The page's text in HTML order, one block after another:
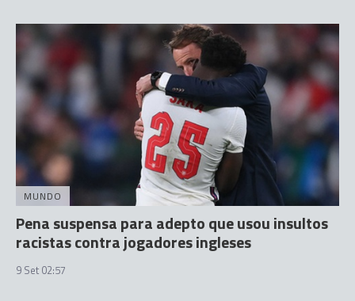
MUNDO
Pena suspensa para adepto que usou insultos
racistas contra jogadores ingleses
9 Set 02:57